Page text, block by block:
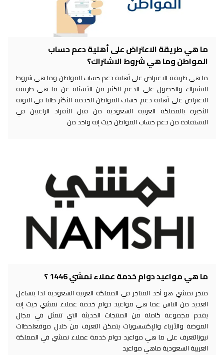
ما هي طريقة الاعتراض على أهلية دعم حساب
المواطن وما هي شروط الاشتراك؟
ما هي طريقة الاعتراض على أهلية دعم حساب المواطن وما هي شروط
الاشتراك والحصول على الدعم الكثير من الأسئلة عن ما هي طريقة
الاعتراض على أهلية دعم حساب المواطن الخدمة الأكثر طلبا في الآونة
الأخيرة بالمملكة العربية السعودية من قبل الأفراد الراغبين في
الاستفادة من دعم حساب المواطن حيث إنه واحد من
ما هي مواعيد دوام خدمة عملاء نمشي 1446 ؟
متجر نمشي هو أحد المتاجر في المملكة العربية السعودية لذا يتساءل
العديد من الناس عما هي مواعيد دوام خدمة عملاء نمشي حيث إنه
يقدم مجموعة كاملة من المنتجات الحديثة التي تتمثل في مجال
الموضة والأزياء والإكسسورات يتمكن التعرف من خلال موقعلحظات
نيوزالتعرف على ما هي مواعيد دوام خدمة عملاء نمشي في المملكة
العربية السعودية ماهي مواعيد